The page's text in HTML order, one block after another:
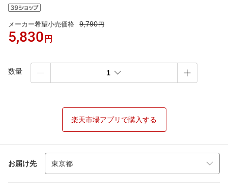
メーカー希望小売価格 9,790円
5,830 円
数量 1
楽天市場アプリで購入する
お届け先